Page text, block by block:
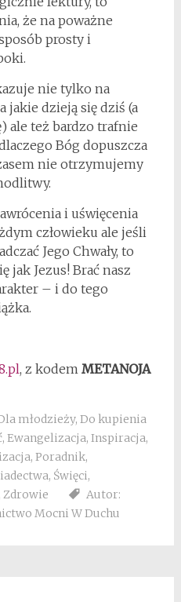
że na poważne
prosty i
nie tylko na
jakie dzieją się dziś (a
ale też bardzo trafnie
Bóg dopuszcza
nie otrzymujemy
i uświęcenia
człowieku ale jeśli
Jego Chwały, to
jak Jezus! Brać nasz
– i do tego
, z kodem METANOJA
młodzieży, Do kupienia
, Ewangelizacja, Inspiracja,
, Poradnik,
, Święci,
Zdrowie
Autor:
Mocni W Duchu